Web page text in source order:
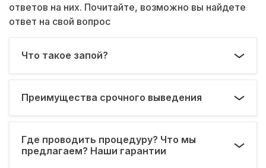
ответов на них. Почитайте, возможно вы найдете
ответ на свой вопрос
Что такое запой?
Преимущества срочного выведения
Где проводить процедуру? Что мы
предлагаем? Наши гарантии